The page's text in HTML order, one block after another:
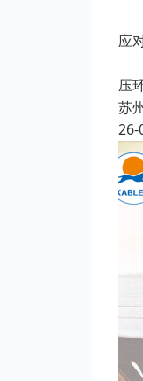
应
压
苏
26-